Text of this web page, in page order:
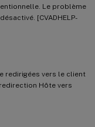
Le problème
[CVADHELP-
redirigées vers le client
Hôte vers